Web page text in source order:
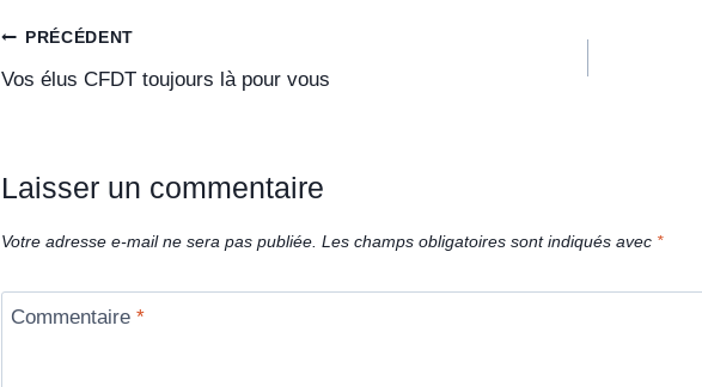
PRÉCÉDENT
Vos élus CFDT toujours là pour vous
Laisser un commentaire
Votre adresse e-mail ne sera pas publiée. Les champs obligatoires sont indiqués avec *
Commentaire *